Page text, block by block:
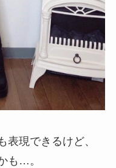
表現できるけど、
も…。